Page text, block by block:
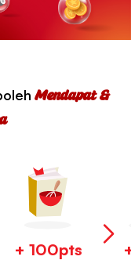
Mendapat &
+ 100pts